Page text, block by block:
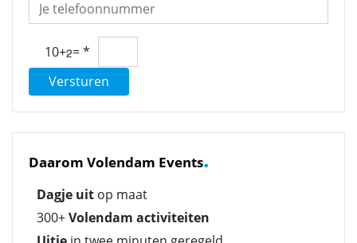
10+ =*
Versturen
Daarom Volendam Events.
Dagje uit op maat
300+Volendam activiteiten